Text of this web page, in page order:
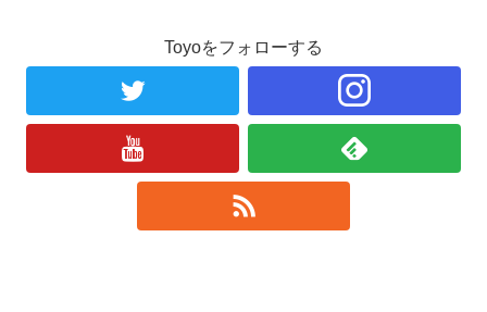
Toyoをフォローする